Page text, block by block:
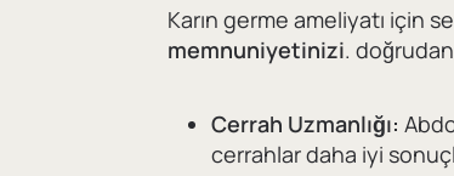
Karın germe ameliyatı için
memnuniyetinizi.
Cerrah Uzmanlığı:
cerrahlar daha iyi